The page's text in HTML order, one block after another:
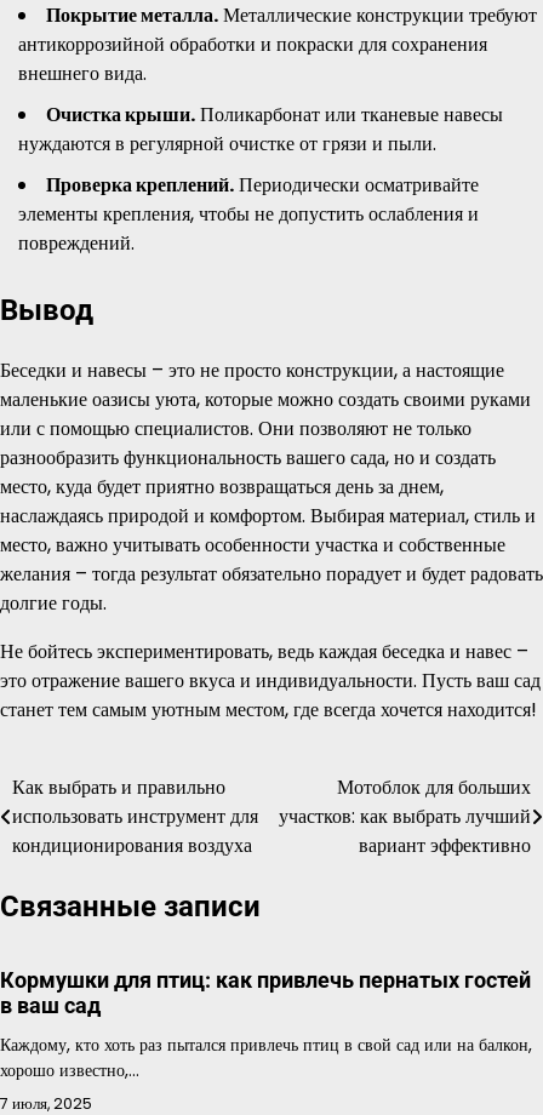
Покрытие металла.Металлические конструкции требуют
антикоррозийной обработки и покраски для сохранения
внешнего вида.
Очистка крыши.Поликарбонат или тканевые навесы
нуждаются в регулярной очистке от грязи и пыли.
Проверка креплений.Периодически осматривайте
элементы крепления, чтобы не допустить ослабления и
повреждений.
Вывод
Беседки и навесы – это не просто конструкции, а настоящие
маленькие оазисы уюта, которые можно создать своими руками
или с помощью специалистов. Они позволяют не только
разнообразить функциональность вашего сада, но и создать
место, куда будет приятно возвращаться день за днем,
наслаждаясь природой и комфортом. Выбирая материал, стиль и
место, важно учитывать особенности участка и собственные
желания – тогда результат обязательно порадует и будет радовать
долгие годы.
Не бойтесь экспериментировать, ведь каждая беседка и навес –
это отражение вашего вкуса и индивидуальности. Пусть ваш сад
станет тем самым уютным местом, где всегда хочется находится!
Навигация
по
Как выбрать и правильно
использовать инструмент для
кондиционирования воздуха
Мотоблок для больших
участков: как выбрать лучший
вариант эффективно
Связанные записи
Кормушки для птиц: как привлечь пернатых гостей
в ваш сад
Каждому, кто хоть раз пытался привлечь птиц в свой сад или на балкон,
хорошо известно,…
7 июля, 2025